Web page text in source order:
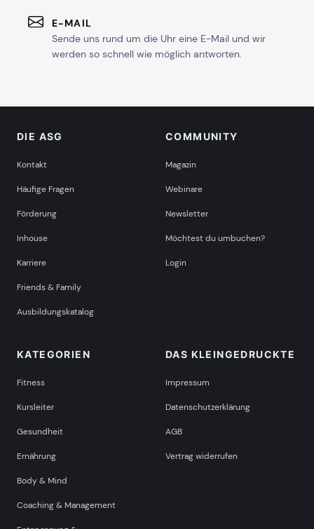
E-MAIL
Sende uns rund um die Uhr eine E-Mail und wir
werden so schnell wie möglich antworten.
DIE ASG
Kontakt
Häufige Fragen
Förderung
Inhouse
Karriere
Friends & Family
Ausbildungskatalog
COMMUNITY
Magazin
Webinare
Newsletter
Möchtest du umbuchen?
Login
KATEGORIEN
Fitness
Kursleiter
Gesundheit
Ernährung
Body & Mind
Coaching & Management
DAS KLEINGEDRUCKTE
Impressum
Datenschutzerklärung
AGB
Vertrag widerrufen